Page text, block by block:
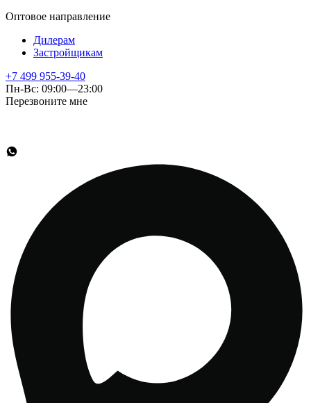
Оптовое направление
Дилерам
Застройщикам
+7 499 955-39-40
Пн-Вс: 09:00—23:00
Перезвоните мне